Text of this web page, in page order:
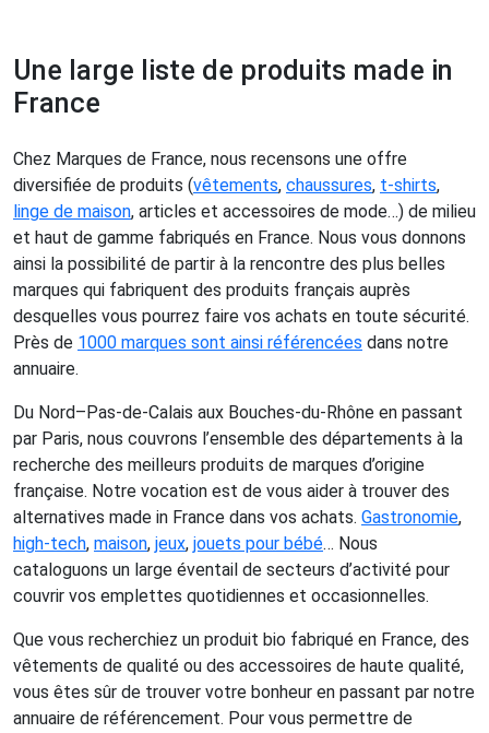
Une large liste de produits made in
France
Chez Marques de France, nous recensons une offre
diversifiée de produits (vêtements, chaussures, t-shirts,
linge de maison, articles et accessoires de mode…) de milieu
et haut de gamme fabriqués en France. Nous vous donnons
ainsi la possibilité de partir à la rencontre des plus belles
marques qui fabriquent des produits français auprès
desquelles vous pourrez faire vos achats en toute sécurité.
Près de 1000 marques sont ainsi référencées dans notre
annuaire.
Du Nord–Pas-de-Calais aux Bouches-du-Rhône en passant
par Paris, nous couvrons l’ensemble des départements à la
recherche des meilleurs produits de marques d’origine
française. Notre vocation est de vous aider à trouver des
alternatives made in France dans vos achats. Gastronomie,
high-tech, maison, jeux, jouets pour bébé… Nous
cataloguons un large éventail de secteurs d’activité pour
couvrir vos emplettes quotidiennes et occasionnelles.
Que vous recherchiez un produit bio fabriqué en France, des
vêtements de qualité ou des accessoires de haute qualité,
vous êtes sûr de trouver votre bonheur en passant par notre
annuaire de référencement. Pour vous permettre de